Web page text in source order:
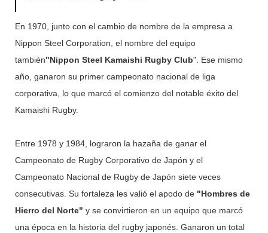
En 1970, junto con el cambio de nombre de la empresa a
Nippon Steel Corporation, el nombre del equipo
también"Nippon Steel Kamaishi Rugby Club". Ese mismo
año, ganaron su primer campeonato nacional de liga
corporativa, lo que marcó el comienzo del notable éxito del
Kamaishi Rugby.
Entre 1978 y 1984, lograron la hazaña de ganar el
Campeonato de Rugby Corporativo de Japón y el
Campeonato Nacional de Rugby de Japón siete veces
consecutivas. Su fortaleza les valió el apodo de "Hombres de
Hierro del Norte" y se convirtieron en un equipo que marcó
una época en la historia del rugby japonés. Ganaron un total